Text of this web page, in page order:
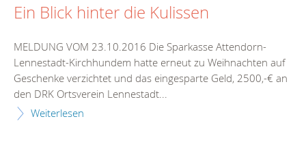
Ein Blick hinter die Kulissen
MELDUNG VOM 23.10.2016 Die Sparkasse Attendorn-
Lennestadt-Kirchhundem hatte erneut zu Weihnachten auf
Geschenke verzichtet und das eingesparte Geld, 2500,-€ an
den DRK Ortsverein Lennestadt...
Weiterlesen